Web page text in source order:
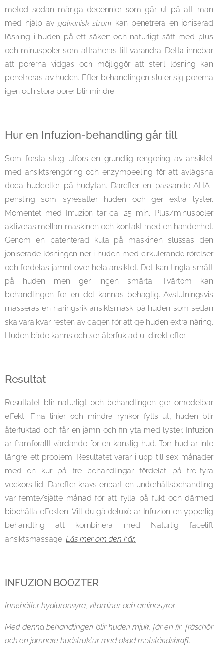
metod sedan många decennier som går ut på att man
med hjälp av galvanisk ström kan penetrera en joniserad
lösning i huden på ett säkert och naturligt sätt med plus
och minuspoler som attraheras till varandra. Detta innebär
att porerna vidgas och möjliggör att steril lösning kan
penetreras av huden. Efter behandlingen sluter sig porerna
igen och stora porer blir mindre.
Hur en Infuzion-behandling går till
Som första steg utförs en grundlig rengöring av ansiktet
med ansiktsrengöring och enzympeeling för att avlägsna
döda hudceller på hudytan. Därefter en passande AHA-
pensling som syresätter huden och ger extra lyster.
Momentet med Infuzion tar ca. 25 min. Plus/minuspoler
aktiveras mellan maskinen och kontakt med en handenhet.
Genom en patenterad kula på maskinen slussas den
joniserade lösningen ner i huden med cirkulerande rörelser
och fördelas jämnt över hela ansiktet. Det kan tingla smått
på huden men ger ingen smärta. Tvärtom kan
behandlingen för en del kännas behaglig. Avslutningsvis
masseras en näringsrik ansiktsmask på huden som sedan
ska vara kvar resten av dagen för att ge huden extra näring.
Huden både känns och ser återfuktad ut direkt efter.
Resultat
Resultatet blir naturligt och behandlingen ger omedelbar
effekt. Fina linjer och mindre rynkor fylls ut, huden blir
återfuktad och får en jämn och fin yta med lyster. Infuzion
är framförallt vårdande för en känslig hud. Torr hud är inte
längre ett problem. Resultatet varar i upp till sex månader
med en kur på tre behandlingar fördelat på tre-fyra
veckors tid. Därefter krävs enbart en underhållsbehandling
var femte/sjätte månad för att fylla på fukt och därmed
bibehålla effekten. Vill du gå deluxè är Infuzion en ypperlig
behandling att kombinera med Naturlig facelift
ansiktsmassage. Läs mer om den här.
INFUZION BOOZTER
Innehåller hyaluronsyra, vitaminer och aminosyror.
Med denna behandlingen blir huden mjuk, får en fin fräschör
och en jämnare hudstruktur med ökad motståndskraft.